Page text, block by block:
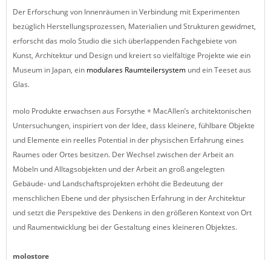
Der Erforschung von Innenräumen in Verbindung mit Experimenten
bezüglich Herstellungsprozessen, Materialien und Strukturen gewidmet,
erforscht das molo Studio die sich überlappenden Fachgebiete von
Kunst, Architektur und Design und kreiert so vielfältige Projekte wie ein
Museum in Japan, ein modulares Raumteilersystem und ein Teeset aus
Glas.
molo Produkte erwachsen aus Forsythe + MacAllen’s architektonischen
Untersuchungen, inspiriert von der Idee, dass kleinere, fühlbare Objekte
und Elemente ein reelles Potential in der physischen Erfahrung eines
Raumes oder Ortes besitzen. Der Wechsel zwischen der Arbeit an
Möbeln und Alltagsobjekten und der Arbeit an groß angelegten
Gebäude- und Landschaftsprojekten erhöht die Bedeutung der
menschlichen Ebene und der physischen Erfahrung in der Architektur
und setzt die Perspektive des Denkens in den größeren Kontext von Ort
und Raumentwicklung bei der Gestaltung eines kleineren Objektes.
molostore